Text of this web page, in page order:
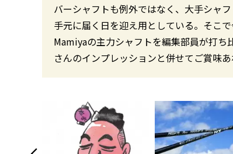
バーシャフトも例外ではなく、大手シャ
手元に届く日を迎え用としている。そこ
Mamiyaの主力シャフトを編集部員が打ち
さんのインプレッションと併せてご賞味